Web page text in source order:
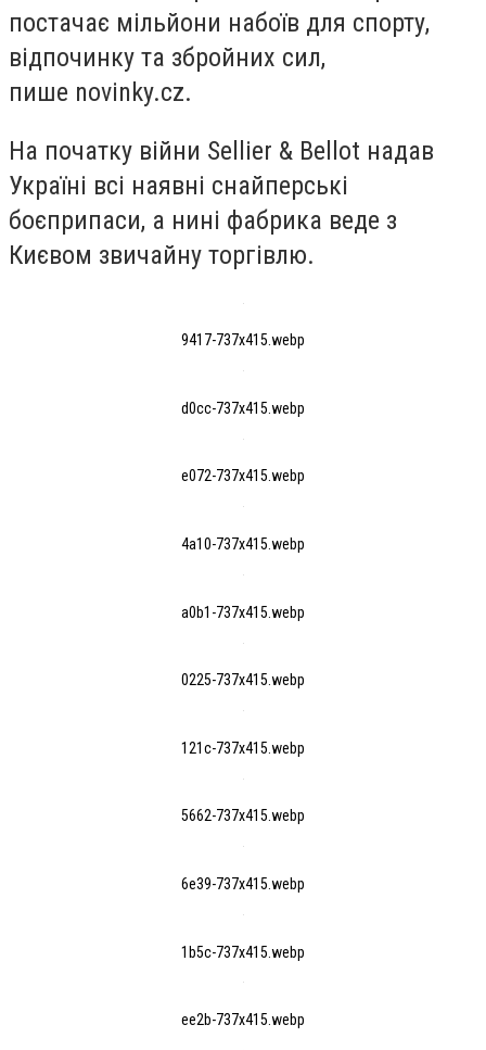
постачає мільйони набоїв для спорту,
відпочинку та збройних сил,
пише novinky.cz.
На початку війни Sellier & Bellot надав
Україні всі наявні снайперські
боєприпаси, а нині фабрика веде з
Києвом звичайну торгівлю.
9417-737x415.webp
d0cc-737x415.webp
e072-737x415.webp
4a10-737x415.webp
a0b1-737x415.webp
0225-737x415.webp
121c-737x415.webp
5662-737x415.webp
6e39-737x415.webp
1b5c-737x415.webp
ee2b-737x415.webp